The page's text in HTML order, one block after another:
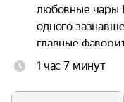
любовные чары
одного
главные
без отдыха и
самом прямом
1 час 7 минут